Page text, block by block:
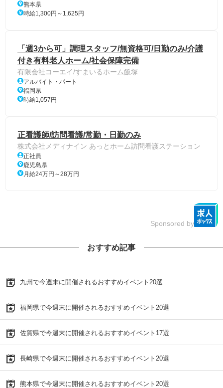
熊本県
時給1,300円～1,625円
「週3から可」調理スタッフ/無資格可/日勤のみ/介護
付き有料老人ホーム/社会保障完備
有限会社コーエイ/すまいるホーム飯塚
アルバイト・パート
福岡県
時給1,057円
正看護師/訪問看護/常勤・日勤のみ
株式会社メディナイン あっとホーム訪問看護ステーション
正社員
鹿児島県
月給24万円～28万円
Sponsored by
おすすめ記事
九州で今週末に開催されるおすすめイベント20選
福岡県で今週末に開催されるおすすめイベント20選
佐賀県で今週末に開催されるおすすめイベント17選
長崎県で今週末に開催されるおすすめイベント20選
熊本県で今週末に開催されるおすすめイベント20選